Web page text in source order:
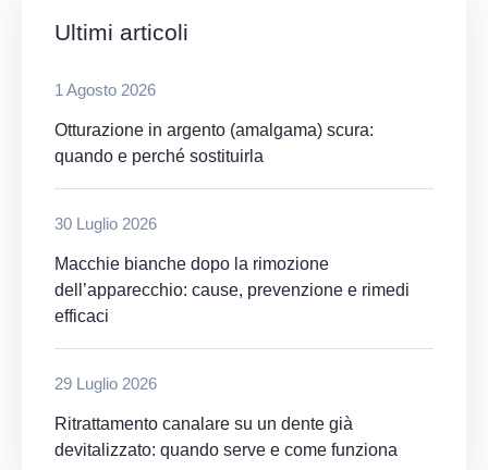
Ultimi articoli
1 Agosto 2026
Otturazione in argento (amalgama) scura:
quando e perché sostituirla
30 Luglio 2026
Macchie bianche dopo la rimozione
dell’apparecchio: cause, prevenzione e rimedi
efficaci
29 Luglio 2026
Ritrattamento canalare su un dente già
devitalizzato: quando serve e come funziona